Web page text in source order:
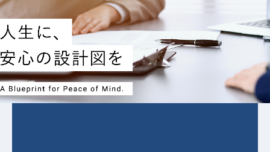
スタッフインタビュー
募集要項
お問い合わせ